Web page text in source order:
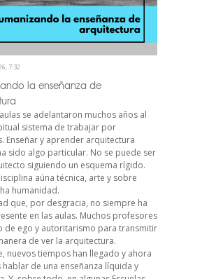
7:32
la enseñanza de
se adelantaron muchos años al
sistema de trabajar por
Enseñar y aprender arquitectura
sido algo particular. No se puede ser
siguiendo un esquema rígido.
aúna técnica, arte y sobre
humanidad.
que, por desgracia, no siempre ha
en las aulas. Muchos profesores
de ego y autoritarismo para transmitir
de ver la arquitectura.
nuevos tiempos han llegado y ahora
de una enseñanza líquida y